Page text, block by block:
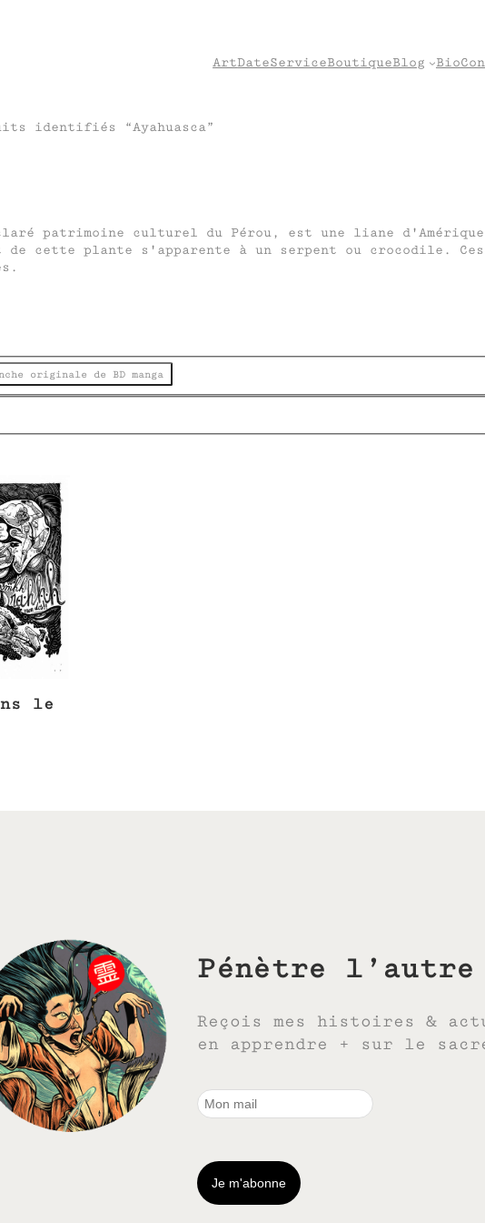
ArtDateServiceBoutiqueBlog Bio
identifiés “Ayahuasca”
patrimoine culturel du Pérou, est une liane
de cette plante s'apparente à un serpent ou crocodile.
originale de BD manga
le
Pénètre l’autre
Reçois mes histoires &
en apprendre + sur le